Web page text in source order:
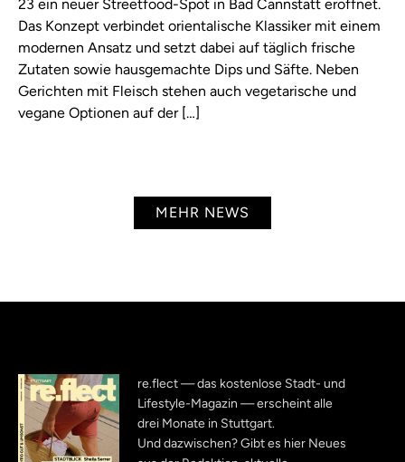
23 ein neuer Streetfood-Spot in Bad Cannstatt eröffnet.
Das Konzept verbindet orientalische Klassiker mit einem
modernen Ansatz und setzt dabei auf täglich frische
Zutaten sowie hausgemachte Dips und Säfte. Neben
Gerichten mit Fleisch stehen auch vegetarische und
vegane Optionen auf der […]
MEHR NEWS
re.flect — das kostenlose Stadt- und
Lifestyle-Magazin — erscheint alle
drei Monate in Stuttgart.
Und dazwischen? Gibt es hier Neues